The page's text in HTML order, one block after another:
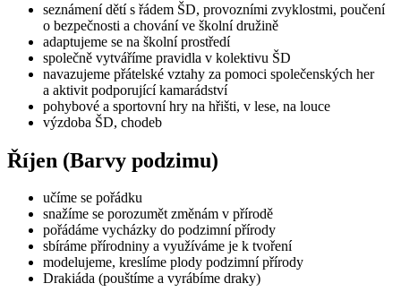
seznámení dětí s řádem ŠD, provozními zvyklostmi, poučení
o bezpečnosti a chování ve školní družině
adaptujeme se na školní prostředí
společně vytváříme pravidla v kolektivu ŠD
navazujeme přátelské vztahy za pomoci společenských her
a aktivit podporující kamarádství
pohybové a sportovní hry na hřišti, v lese, na louce
výzdoba ŠD, chodeb
Říjen (Barvy podzimu)
učíme se pořádku
snažíme se porozumět změnám v přírodě
pořádáme vycházky do podzimní přírody
sbíráme přírodniny a využíváme je k tvoření
modelujeme, kreslíme plody podzimní přírody
Drakiáda (pouštíme a vyrábíme draky)